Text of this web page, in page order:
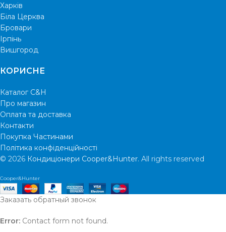
Харків
Біла Церква
Бровари
Ірпінь
Вишгород
КОРИСНЕ
Каталог C&H
Про магазин
Оплата та доставка
Контакти
Покупка Частинами
Політика конфіденційності
© 2026 Кондиціонери Cooper&Hunter. All rights reserved
Cooper&Hunter
Заказать обратный звонок
Error: Contact form not found.